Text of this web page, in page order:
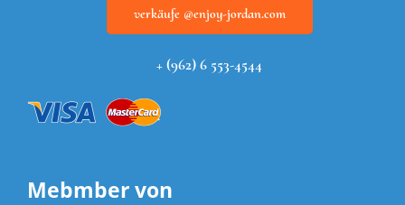
verkäufe @enjoy-jordan.com
+ (962) 6 553-4544
Mebmber von